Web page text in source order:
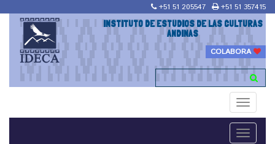
+51 51 205547 +51 51 357415
INSTITUTO DE ESTUDIOS DE LAS CULTURAS
ANDINAS
COLABORA
Toggle
Toggle